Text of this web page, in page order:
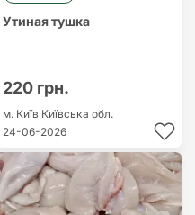
Утиная тушка
220 грн.
м. Київ Київська обл.
24-06-2026